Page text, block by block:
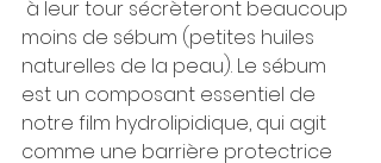
à leur tour sécrèteront beaucoup
moins de sébum (petites huiles
naturelles de la peau). Le sébum
est un composant essentiel de
notre film hydrolipidique, qui agit
comme une barrière protectrice